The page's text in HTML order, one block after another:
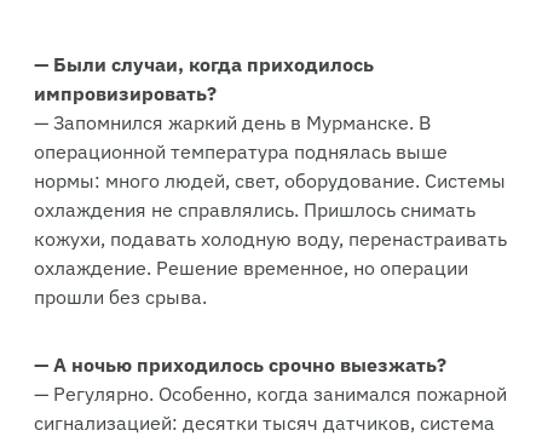
— Были случаи, когда приходилось
импровизировать?
— Запомнился жаркий день в Мурманске. В
операционной температура поднялась выше
нормы: много людей, свет, оборудование. Системы
охлаждения не справлялись. Пришлось снимать
кожухи, подавать холодную воду, перенастраивать
охлаждение. Решение временное, но операции
прошли без срыва.
— А ночью приходилось срочно выезжать?
— Регулярно. Особенно, когда занимался пожарной
сигнализацией: десятки тысяч датчиков, система